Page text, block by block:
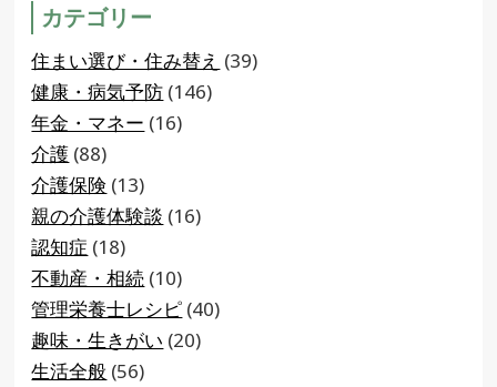
カテゴリー
住まい選び・住み替え (39)
健康・病気予防 (146)
年金・マネー (16)
介護 (88)
介護保険 (13)
親の介護体験談 (16)
認知症 (18)
不動産・相続 (10)
管理栄養士レシピ (40)
趣味・生きがい (20)
生活全般 (56)